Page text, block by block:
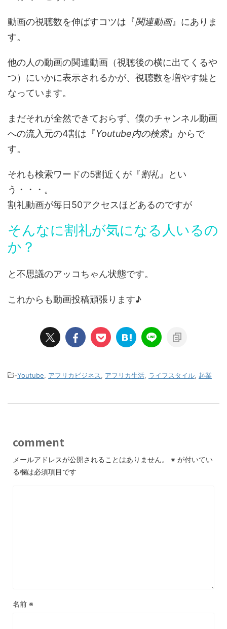
動画の視聴数を伸ばすコツは『関連動画』にありま
す。
他の人の動画の関連動画（視聴後の横に出てくるや
つ）にいかに表示されるかが、視聴数を増やす鍵と
なっています。
まだそれが全然できておらず、僕のチャンネル動画
への流入元の4割は『Youtube内の検索』からで
す。
それも検索ワードの5割近くが『割礼』とい
う・・・。
割礼動画が毎日50アクセスほどあるのですが
そんなに割礼が気になる人いるの
か？
と不思議のアッコちゃん状態です。
これからも動画投稿頑張ります♪
-Youtube アフリカビジネス アフリカ生活 ライフスタイル 起業
comment
メールアドレスが公開されることはありません。 ※ が付いてい
る欄は必須項目です
名前 ※